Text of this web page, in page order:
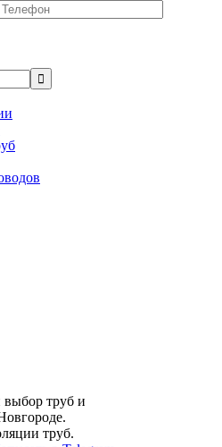
труб и
труб.